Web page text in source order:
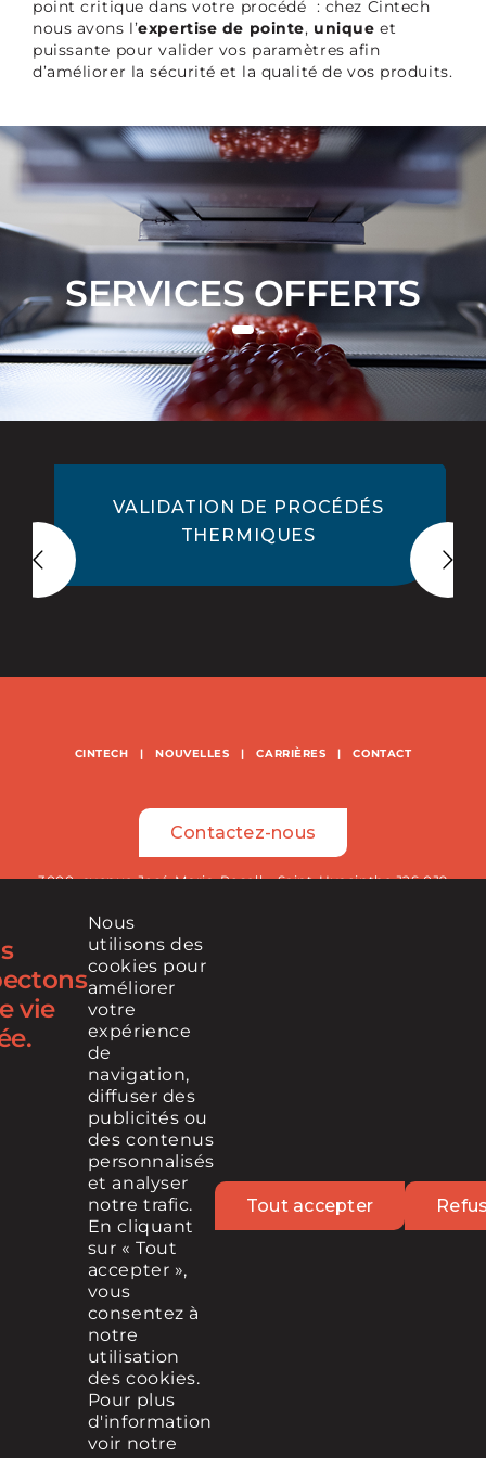
point critique dans votre procédé : chez Cintech
nous avons l’expertise de pointe, unique et
puissante pour valider vos paramètres afin
d’améliorer la sécurité et la qualité de vos produits.
SERVICES OFFERTS
VALIDATION DE PROCÉDÉS
THERMIQUES
CINTECH |NOUVELLES |CARRIÈRES |CONTACT
Contactez-nous
3000, avenue José-Maria-Rosell – Saint-Hyacinthe J2S 0J9
RETROUVEZ-NOUS SUR
© 2025 Cintech, Tous droits réservés
MÉDIA
Contact
vie
Nous
utilisons des
cookies pour
améliorer
votre
expérience
de
navigation,
diffuser des
publicités ou
des contenus
personnalisés
et analyser
notre trafic.
En cliquant
sur « Tout
accepter »,
vous
consentez à
notre
utilisation
des cookies.
Pour plus
d'information
voir notre
Tout accepter